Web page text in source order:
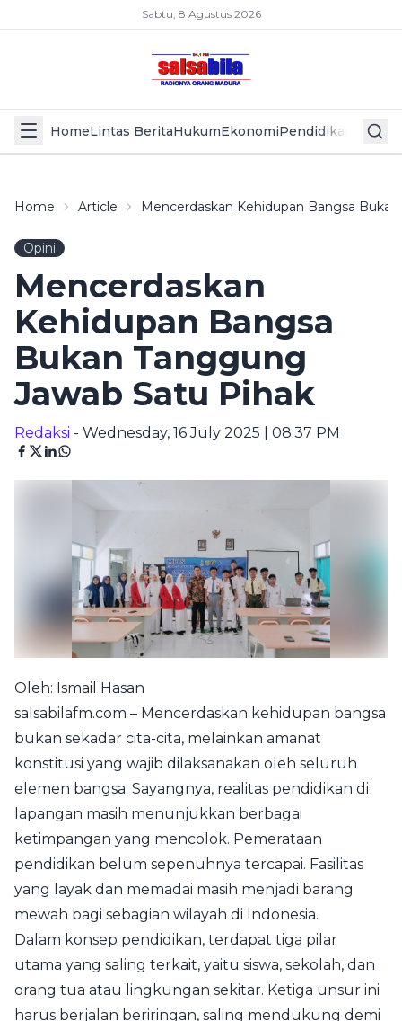
Sabtu, 8 Agustus 2026
HomeLintas BeritaHukumEkonomiPendidikan Politik
Home Article Mencerdaskan Kehidupan Bangsa
Opini
Mencerdaskan
Kehidupan Bangsa
Bukan Tanggung
Jawab Satu Pihak
Redaksi - Wednesday, 16 July 2025 | 08:37 PM
Oleh: Ismail Hasan
salsabilafm.com – Mencerdaskan kehidupan bangsa
bukan sekadar cita-cita, melainkan amanat
konstitusi yang wajib dilaksanakan oleh seluruh
elemen bangsa. Sayangnya, realitas pendidikan di
lapangan masih menunjukkan berbagai
ketimpangan yang mencolok. Pemerataan
pendidikan belum sepenuhnya tercapai. Fasilitas
yang layak dan memadai masih menjadi barang
mewah bagi sebagian wilayah di Indonesia.
Dalam konsep pendidikan, terdapat tiga pilar
utama yang saling terkait, yaitu siswa, sekolah, dan
orang tua atau lingkungan sekitar. Ketiga unsur ini
harus berjalan beriringan, saling mendukung demi